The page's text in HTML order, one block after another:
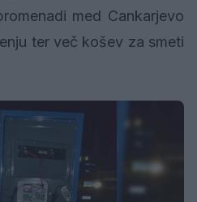
med Cankarjevo
ter več košev za smeti